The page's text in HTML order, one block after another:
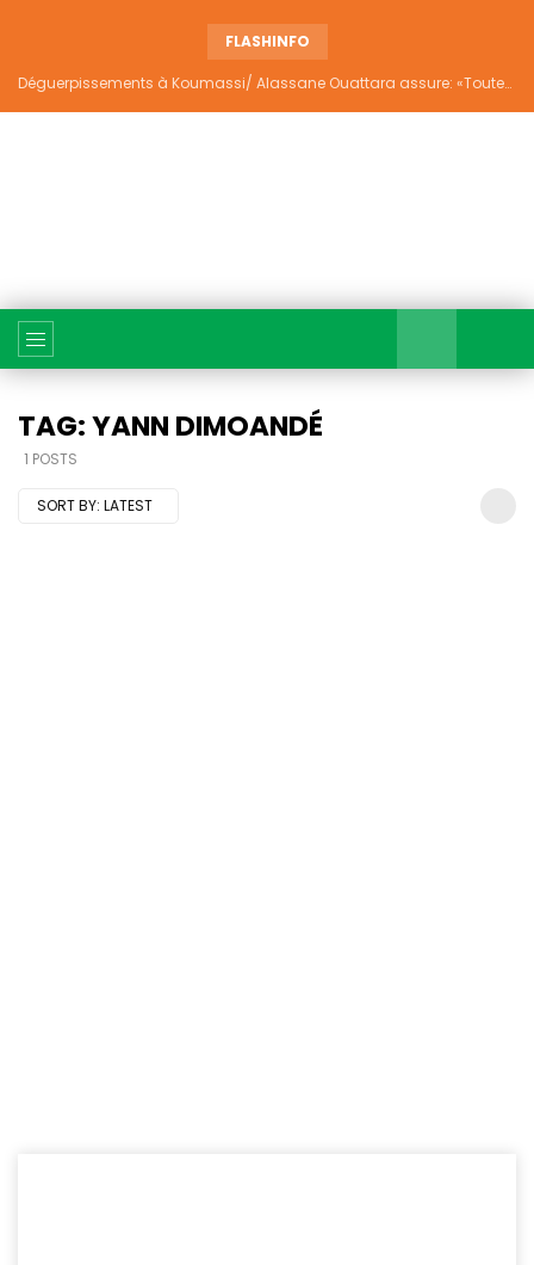
FLASHINFO
Déguerpissements à Koumassi/ Alassane Ouattara assure: «Toutes les responsabilités seront établies et elles donneront lieu aux sanctions prévues par la loi»
TAG: YANN DIMOANDÉ
1 POSTS
SORT BY: LATEST